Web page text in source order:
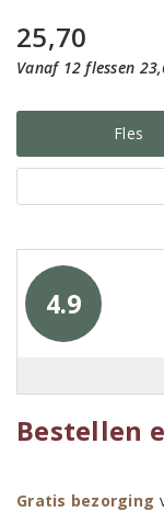
25,70
Vanaf 12 flessen
Fles
4.9
Bestellen
Gratis bezorging